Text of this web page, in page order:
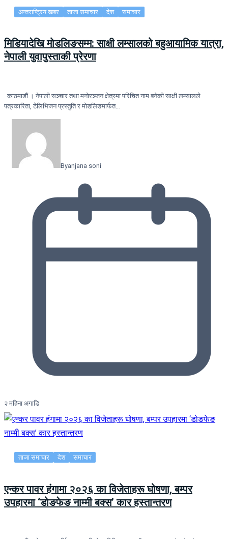
अन्तराष्ट्रिय खबर ताजा समाचार देश समाचार
मिडियादेखि मोडलिङसम्म: साक्षी लम्सालको बहुआयामिक यात्रा,
नेपाली युवापुस्ताकी प्रेरणा
काठमाडौं । नेपाली सञ्चार तथा मनोरञ्जन क्षेत्रमा परिचित नाम बनेकी साक्षी लम्सालले
पत्रकारिता, टेलिभिजन प्रस्तुति र मोडलिङमार्फत…
Byanjana soni
२ महिना अगाडि
ताजा समाचार देश समाचार
एन्कर पावर हंगामा २०२६ का विजेताहरू घोषणा, बम्पर
उपहारमा ‘डोङफेङ नाम्मी बक्स’ कार हस्तान्तरण